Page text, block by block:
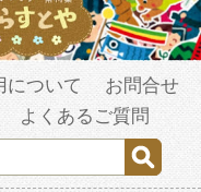
について
お問合せ
よくあるご質問